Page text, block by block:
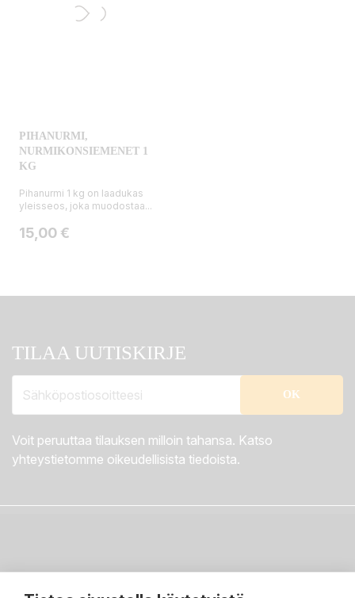
PIHANURMI,
NURMIKONSIEMENET 1
KG
Pihanurmi 1 kg on laadukas
yleisseos, joka muodostaa...
Hinta
15,00 €
TILAA UUTISKIRJE
Voit peruuttaa tilauksen milloin tahansa. Katso
yhteystietomme oikeudellisista tiedoista.